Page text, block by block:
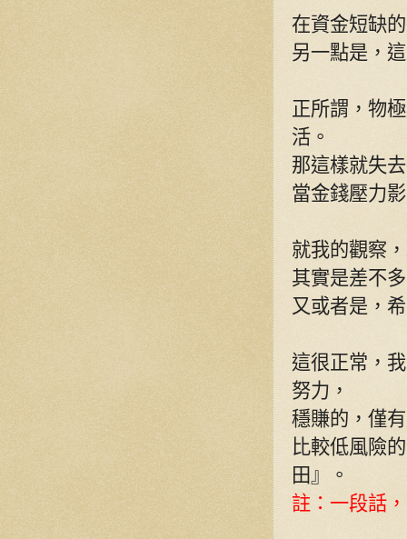
在資金短缺
另一點是，
正所謂，物
活。
那這樣就失
當金錢壓力
就我的觀察
其實是差不
又或者是，
這很正常，
努力，
穩賺的，僅
比較低風險
田』。
註：一段話